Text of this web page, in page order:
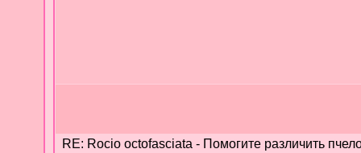
RE: Rocio octofasciata - Помогите различить